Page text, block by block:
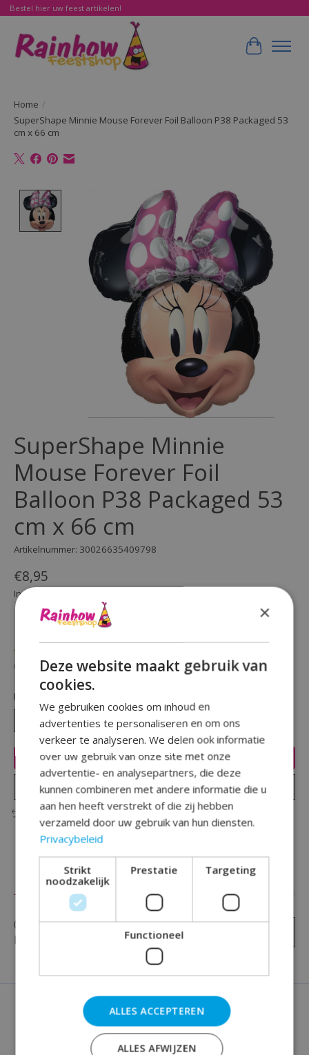
Bestel hier uw feest artikelen!
Home /
SuperShape Minnie Mouse Forever Foil Balloon P38 Packaged 53
cm x 66 cm
Product image slideshow Items
SuperShape Minnie
Mouse Forever Foil
Balloon P38 Packaged 53
cm x 66 cm
Artikelnummer: 30026635409798
€8,95
Incl. btw
De beoordeling van dit product is
(0)
Beschikbaarheid in de winkel controleren
Hoeveelheid:
Toevoegen aan winkelwagen
Plaats bestelling
Toevoegen om te vergelijken
Reviews (0)
0 sterren op basis van0
beoordelingen
Je beoordeling toevoegen
×
Deze website maakt gebruik van
cookies.
We gebruiken cookies om inhoud en
advertenties te personaliseren en om ons
verkeer te analyseren. We delen ook informatie
over uw gebruik van onze site met onze
advertentie- en analysepartners, die deze
kunnen combineren met andere informatie die u
aan hen heeft verstrekt of die zij hebben
verzameld door uw gebruik van hun diensten.
Privacybeleid
Strikt
noodzakelijk
Prestatie Targeting
Functioneel
ALLES ACCEPTEREN
ALLES AFWIJZEN